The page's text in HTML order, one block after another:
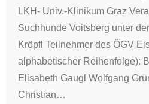
LKH- Univ.-Klinikum Graz
Suchhunde Voitsberg unter
Kröpfl Teilnehmer des ÖGV
alphabetischer Reihenfolge):
Elisabeth Gaugl Wolfgang
Christian…